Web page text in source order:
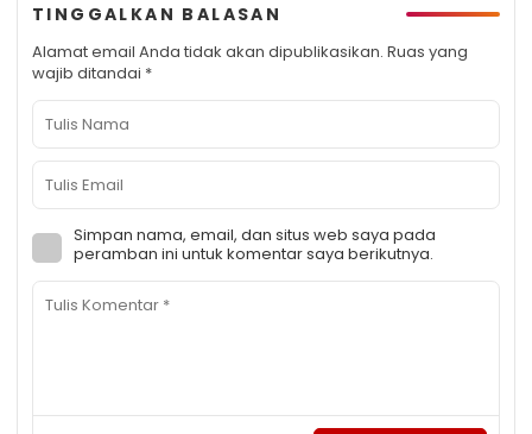
TINGGALKAN BALASAN
Alamat email Anda tidak akan dipublikasikan. Ruas yang
wajib ditandai *
Simpan nama, email, dan situs web saya pada
peramban ini untuk komentar saya berikutnya.